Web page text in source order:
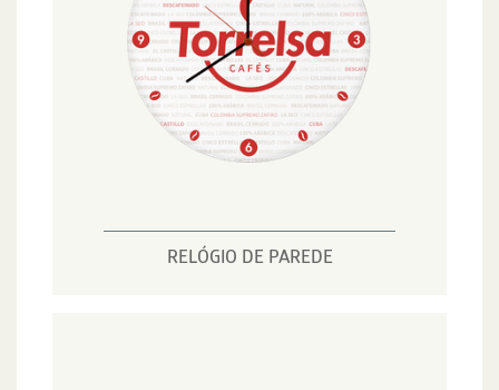
RELÓGIO DE PAREDE